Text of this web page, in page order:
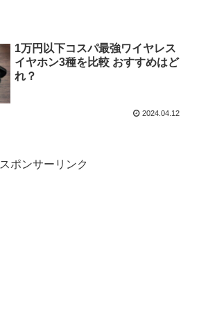
1万円以下コスパ最強ワイヤレス
イヤホン3種を比較 おすすめはど
れ？
2024.04.12
スポンサーリンク